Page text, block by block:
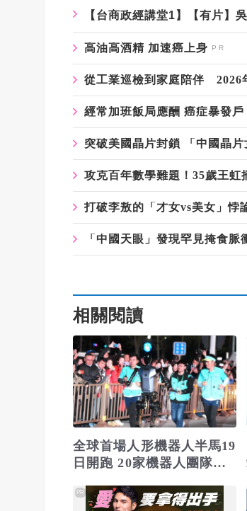
【台商政經講堂1】【有片】
高油高酒精 加速癌上身
從工業巡檢到家庭陪伴 2026
經常加班飯局應酬 癌症暴發戶
突破美國晶片封鎖 「中國晶
攻克百年數學難題！35歲王
打破李敖的「才女vs美女」悖
「中國天眼」發現罕見掩食
相關閱讀
全球首場人形機器人半馬19
日開跑 20家機器人團隊參
PR